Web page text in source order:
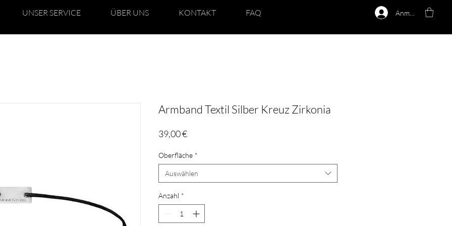
UNSER SERVICE ÜBER UNS KONTAKT FAQ Anmelden
Armband Textil Silber Kreuz Zirkonia
39,00 €Preis
Oberfläche *
Auswählen
Anzahl *